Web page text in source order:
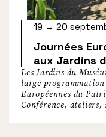
Journées
aux Jardins
19 → 20
Les Jardins du
large programmation
Européennes du
Conférence, ateliers,